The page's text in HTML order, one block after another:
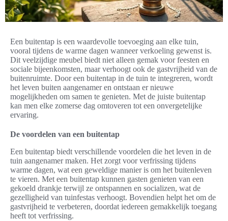
Een buitentap is een waardevolle toevoeging aan elke tuin,
vooral tijdens de warme dagen wanneer verkoeling gewenst is.
Dit veelzijdige meubel biedt niet alleen gemak voor feesten en
sociale bijeenkomsten, maar verhoogt ook de gastvrijheid van de
buitenruimte. Door een buitentap in de tuin te integreren, wordt
het leven buiten aangenamer en ontstaan er nieuwe
mogelijkheden om samen te genieten. Met de juiste buitentap
kan men elke zomerse dag omtoveren tot een onvergetelijke
ervaring.
De voordelen van een buitentap
Een buitentap biedt verschillende voordelen die het leven in de
tuin aangenamer maken. Het zorgt voor verfrissing tijdens
warme dagen, wat een geweldige manier is om het buitenleven
te vieren. Met een buitentap kunnen gasten genieten van een
gekoeld drankje terwijl ze ontspannen en socializen, wat de
gezelligheid van tuinfestas verhoogt. Bovendien helpt het om de
gastvrijheid te verbeteren, doordat iedereen gemakkelijk toegang
heeft tot verfrissing.